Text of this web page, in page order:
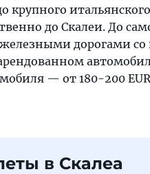
до Скалеи. До
дорогами со
— от 180-200
в Скалеа